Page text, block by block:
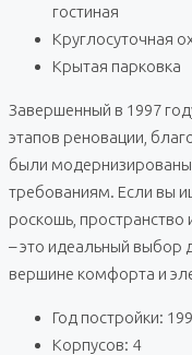
гостиная
Круглосуточная
Крытая парковка
Завершенный в 1997
этапов реновации,
были
требованиям. Если вы
роскошь,
– это идеальный выбор
вершине комфорта и
Год постройки:
Корпусов: 4